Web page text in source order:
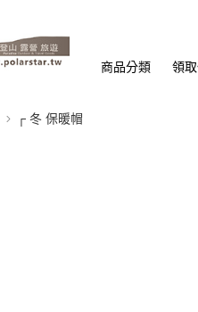
商品分類 領
┌ 冬 保暖帽